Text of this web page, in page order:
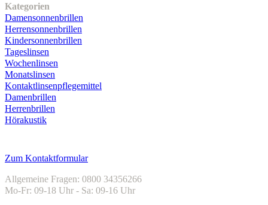
Kategorien
Damensonnenbrillen
Herrensonnenbrillen
Kindersonnenbrillen
Tageslinsen
Wochenlinsen
Monatslinsen
Kontaktlinsenpflegemittel
Damenbrillen
Herrenbrillen
Hörakustik
Zum Kontaktformular
Allgemeine Fragen: 0800 34356266
Mo-Fr: 09-18 Uhr - Sa: 09-16 Uhr